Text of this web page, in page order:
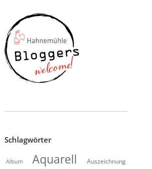
Schlagwörter
Album Aquarell
Auszeichnung